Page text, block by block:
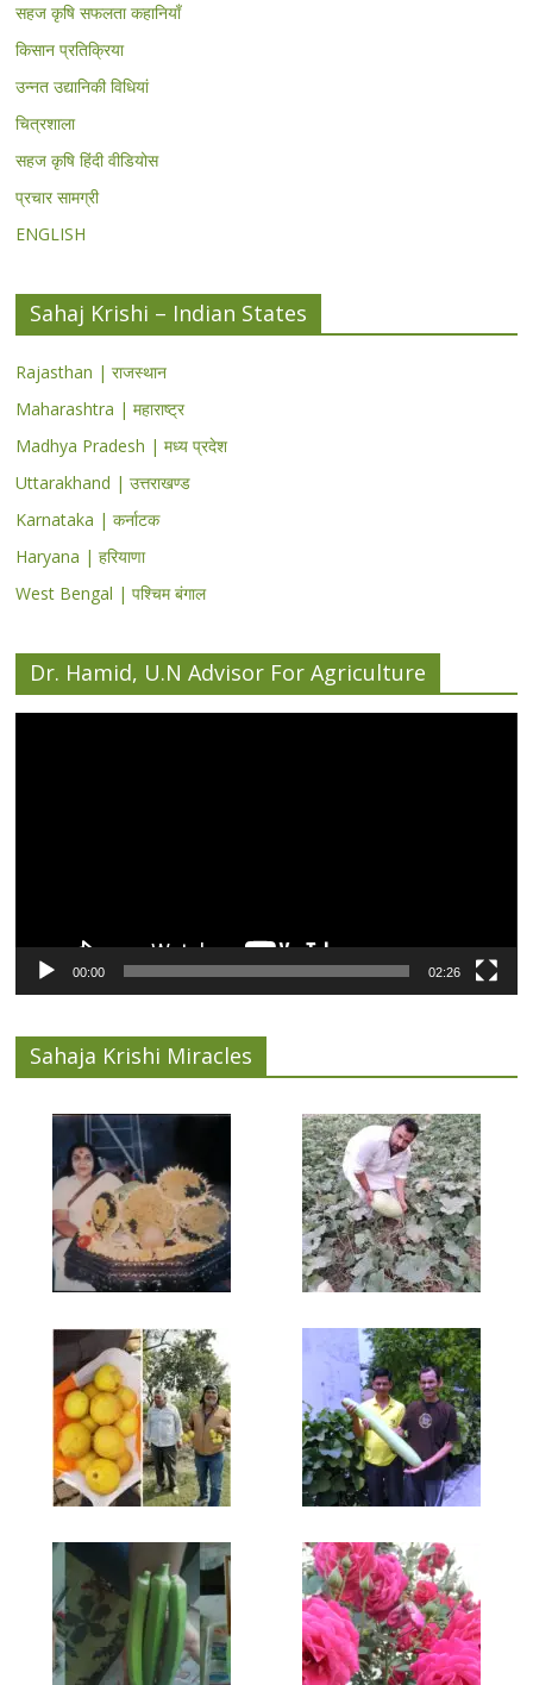
सहज कृषि सफलता कहानियाँ
किसान प्रतिक्रिया
उन्नत उद्यानिकी विधियां
चित्रशाला
सहज कृषि हिंदी वीडियोस
प्रचार सामग्री
ENGLISH
Sahaj Krishi – Indian States
Rajasthan | राजस्थान
Maharashtra | महाराष्ट्र
Madhya Pradesh | मध्य प्रदेश
Uttarakhand | उत्तराखण्ड
Karnataka | कर्नाटक
Haryana | हरियाणा
West Bengal | पश्चिम बंगाल
Dr. Hamid, U.N Advisor For Agriculture
00:00 02:26
Sahaja Krishi Miracles